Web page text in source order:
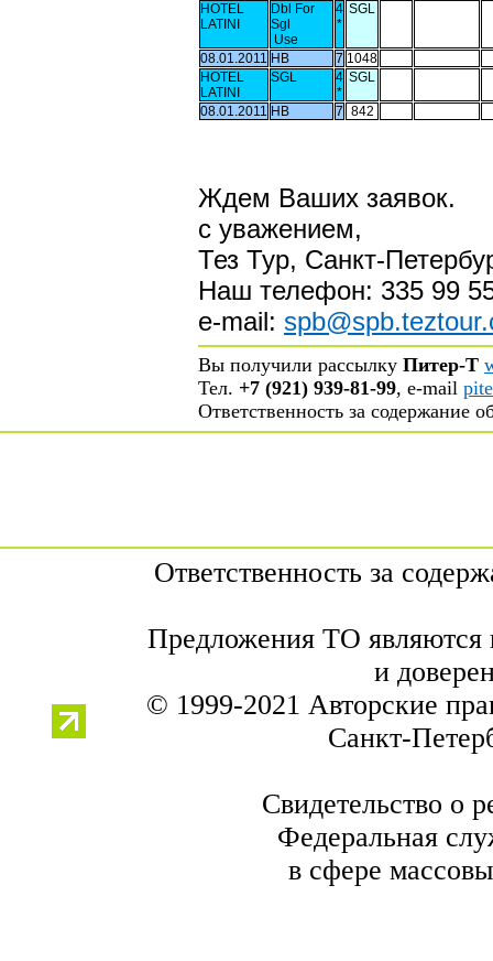
HOTEL
LATINI
Dbl For
Sgl
Use
4
*
SGL
08.01.2011 HB 7 1048
HOTEL
LATINI
SGL
4
*
SGL
08.01.2011 HB 7 842
Ждем Ваших заявок.
с уважением,
Тез Тур, Санкт-
Наш телефон: 335 99
e-mail:
Вы получили рассылку Питер-Т
Тел. +7 (921) 939-81-99, е-mail
Ответственность за содержание
Ответственность за
Предложения ТО являются
и
© 1999-2021 Авторские
Санкт-
Свидетельство о
Федеральная
в сфере